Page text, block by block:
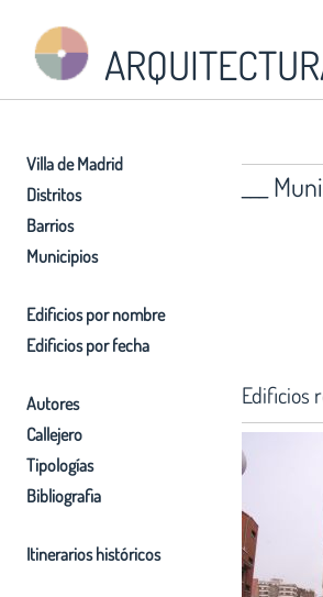
Villa de Madrid
Distritos
Barrios
Municipios
Edificios por nombre
Edificios por fecha
Autores
Callejero
Tipologías
Bibliografia
Itinerarios históricos
___
Edificios